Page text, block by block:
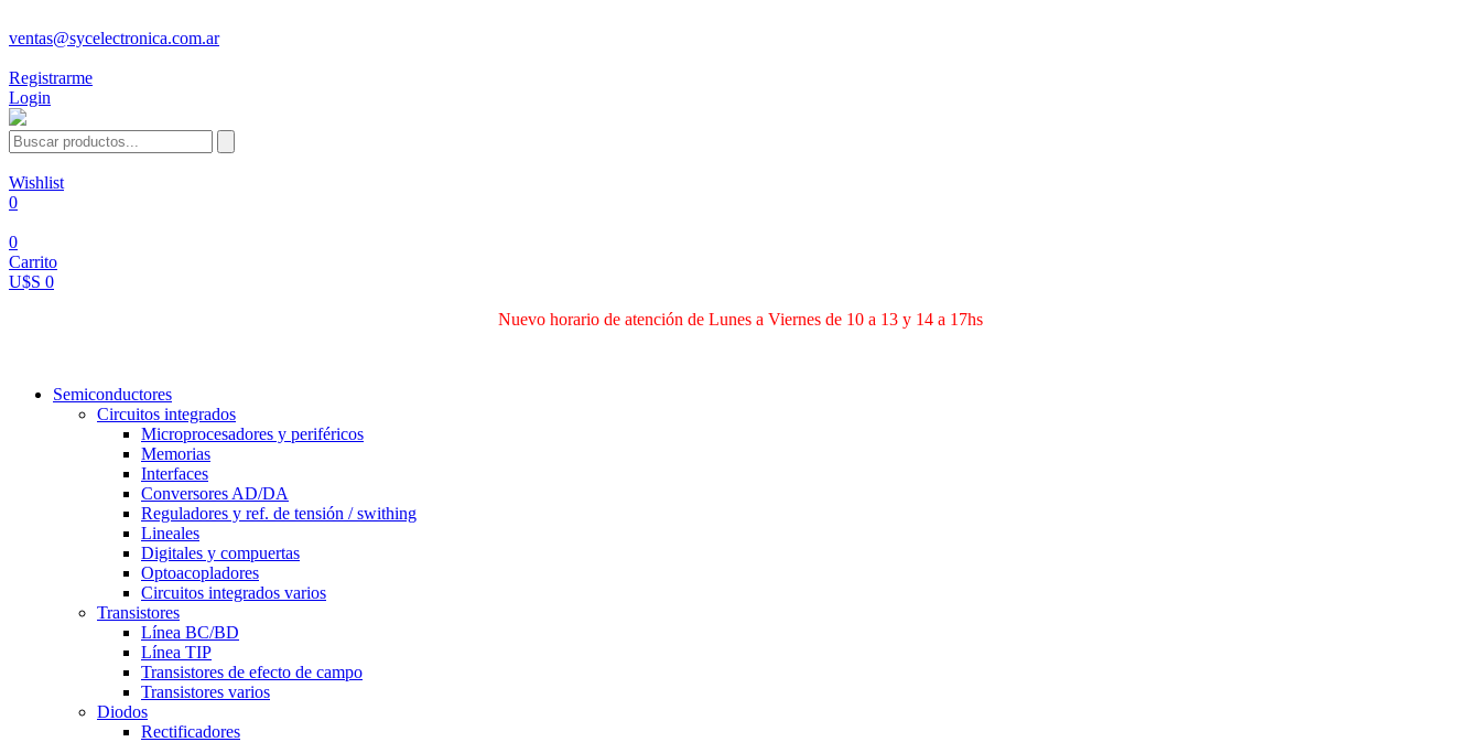
ventas@sycelectronica.com.ar
Registrarme
Login
Wishlist
0
0
Carrito
U$S 0
Nuevo horario de atención de Lunes a Viernes de 10 a 13 y 14 a 17hs
Semiconductores
Circuitos integrados
Microprocesadores y periféricos
Memorias
Interfaces
Conversores AD/DA
Reguladores y ref. de tensión / swithing
Lineales
Digitales y compuertas
Optoacopladores
Circuitos integrados varios
Transistores
Línea BC/BD
Línea TIP
Transistores de efecto de campo
Transistores varios
Diodos
Rectificadores